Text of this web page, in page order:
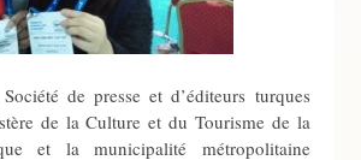
de presse et d’éditeurs turques
de la Culture et du Tourisme de la
et la municipalité métropolitaine